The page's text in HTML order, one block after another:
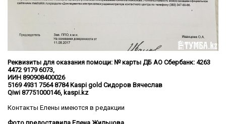
Реквизиты для оказания помощи: № карты ДБ АО Сбербанк: 4263
4472 9179 6073,
ИИН 890908400026
5169 4931 7564 8784 Kaspi gold Сидоров Вячеслав
Qiwi 87751000146, kaspi.kz
Контакты Елены имеются в редакции